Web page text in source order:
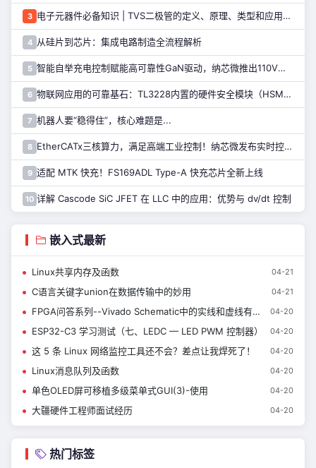
3 电子元器件必备知识 | TVS二极管的定义、原理、类型和应用优势
4 从硅片到芯片：集成电路制造全流程解析
5 智能自举充电控制赋能高可靠性GaN驱动，纳芯微推出110V半桥驱动芯片NSD2123
6 物联网应用的可靠基石：TL3228内置的硬件安全模块（HSM）详解
7 机器人要“稳得住”，核心难题是...
8 EtherCATx三核算力，满足高端工业控制！纳芯微发布实时控制MCU/DSP NS800RTA7系列
9 适配 MTK 快充！FS169ADL Type-A 快充芯片全新上线
10 详解 Cascode SiC JFET 在 LLC 中的应用：优势与 dv/dt 控制
嵌入式最新
Linux共享内存及函数 04-21
C语言关键字union在数据传输中的妙用 04-21
FPGA问答系列--Vivado Schematic中的实线和虚线有什么区别？ 04-20
ESP32-C3 学习测试（七、LEDC — LED PWM 控制器） 04-20
这 5 条 Linux 网络监控工具还不会？差点让我焊死了！ 04-20
Linux消息队列及函数 04-20
单色OLED屏可移植多级菜单式GUI(3)-使用 04-20
大疆硬件工程师面试经历 04-20
热门标签